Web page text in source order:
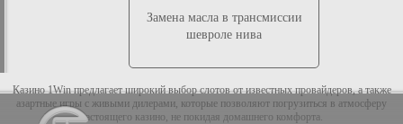
Замена масла в трансмиссии
шевроле нива
Казино 1Win предлагает широкий выбор слотов от известных провайдеров, а также
азартные игры с живыми дилерами, которые позволяют погрузиться в атмосферу
настоящего казино, не покидая домашнего комфорта.